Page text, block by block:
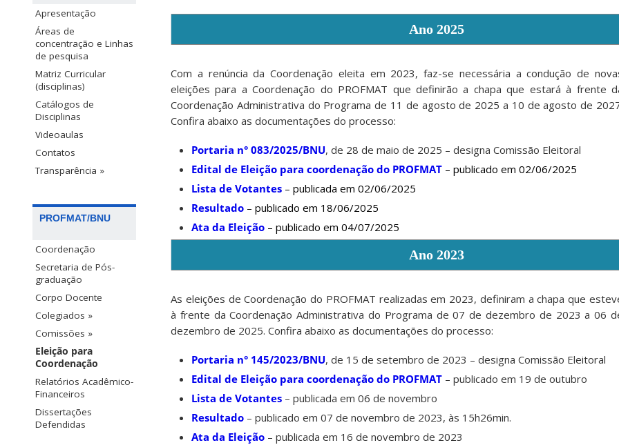
Apresentação
Áreas de
concentração e Linhas
de pesquisa
Matriz Curricular
(disciplinas)
Catálogos de
Disciplinas
Videoaulas
Contatos
Transparência »
PROFMAT/BNU
Coordenação
Secretaria de Pós-
graduação
Corpo Docente
Colegiados »
Comissões »
Eleição para
Coordenação
Relatórios Acadêmico-
Financeiros
Dissertações
Defendidas
Ano 2025
Com a renúncia da Coordenação eleita em 2023, faz-se necessária a condução de
eleições para a Coordenação do PROFMAT que definirão a chapa que estará à frente
Coordenação Administrativa do Programa de 11 de agosto de 2025 a 10 de agosto de
Confira abaixo as documentações do processo:
Portaria n° 083/2025/BNU, de 28 de maio de 2025 – designa Comissão Eleitoral
Edital de Eleição para coordenação do PROFMAT – publicado em 02/06/2025
Lista de Votantes – publicada em 02/06/2025
Resultado – publicado em 18/06/2025
Ata da Eleição – publicado em 04/07/2025
Ano 2023
As eleições de Coordenação do PROFMAT realizadas em 2023, definiram a chapa que
à frente da Coordenação Administrativa do Programa de 07 de dezembro de 2023 a 06
dezembro de 2025. Confira abaixo as documentações do processo:
Portaria n° 145/2023/BNU, de 15 de setembro de 2023 – designa Comissão Eleitoral
Edital de Eleição para coordenação do PROFMAT – publicado em 19 de outubro
Lista de Votantes – publicada em 06 de novembro
Resultado – publicado em 07 de novembro de 2023, às 15h26min.
Ata da Eleição – publicada em 16 de novembro de 2023